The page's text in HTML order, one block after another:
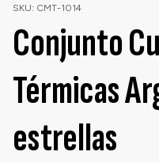
SKU: CMT-1014
Conjunto
Térmicas
estrellas